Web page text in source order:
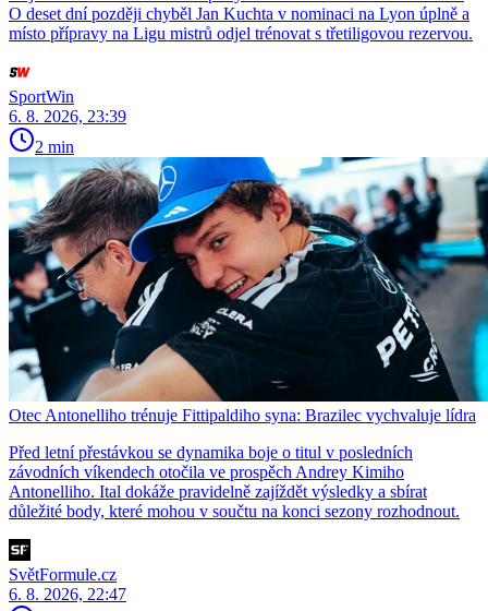
O deset dní později chyběl Jan Kuchta v nominaci na Lyon úplně a
místo přípravy na Ligu mistrů odjel trénovat s třetiligovou rezervou.
SportWin
6. 8. 2026, 23:39
2 min
Otec Antonelliho trénuje Fittipaldiho syna: Brazilec vychvaluje lídra
Před letní přestávkou se dynamika boje o titul v posledních
závodních víkendech otočila ve prospěch Andrey Kimiho
Antonelliho. Ital dokáže pravidelně zajíždět výsledky a sbírat
důležité body, které mohou v součtu na konci sezony rozhodnout.
SvětFormule.cz
6. 8. 2026, 22:47